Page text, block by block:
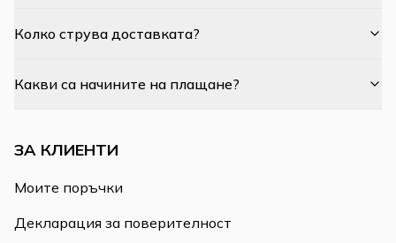
Колко струва доставката?
Какви са начините на плащане?
ЗА КЛИЕНТИ
Моите поръчки
Декларация за поверителност